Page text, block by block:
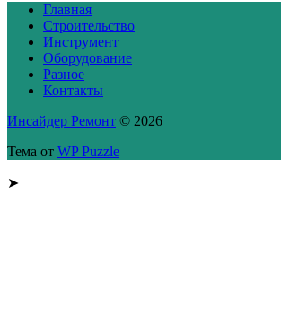
Главная
Строительство
Инструмент
Оборудование
Разное
Контакты
Инсайдер Ремонт © 2026
Тема от WP Puzzle
➤